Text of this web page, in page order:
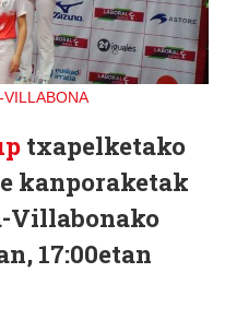
VILLABONA
txapelketako
kanporaketak
Villabonako
17:00etan